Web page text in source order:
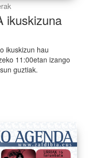
ikuskizuna
ikuskizun hau
11:00etan izango
guztiak.